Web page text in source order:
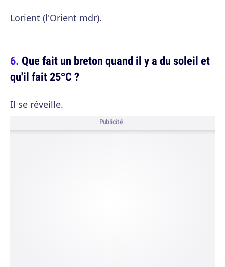
Lorient (l'Orient mdr).
Que fait un breton quand il y a du soleil et
qu'il fait 25°C ?
Il se réveille.
Publicité